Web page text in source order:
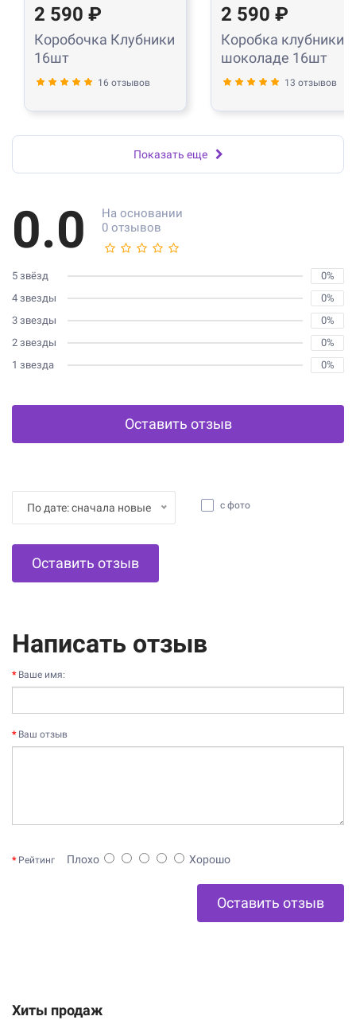
2 590 ₽
Коробочка Клубники
16шт
16 отзывов
2 590 ₽
Коробка клубники в
шоколаде 16шт
13 отзывов
Показать еще
0.0
На основании
0 отзывов
5 звёзд
0%
4 звезды
0%
3 звезды
0%
2 звезды
0%
1 звезда
0%
Оставить отзыв
По дате: сначала новые с фото
Оставить отзыв
Написать отзыв
Ваше имя:
Ваш отзыв
Рейтинг Плохо Хорошо
Оставить отзыв
Хиты продаж